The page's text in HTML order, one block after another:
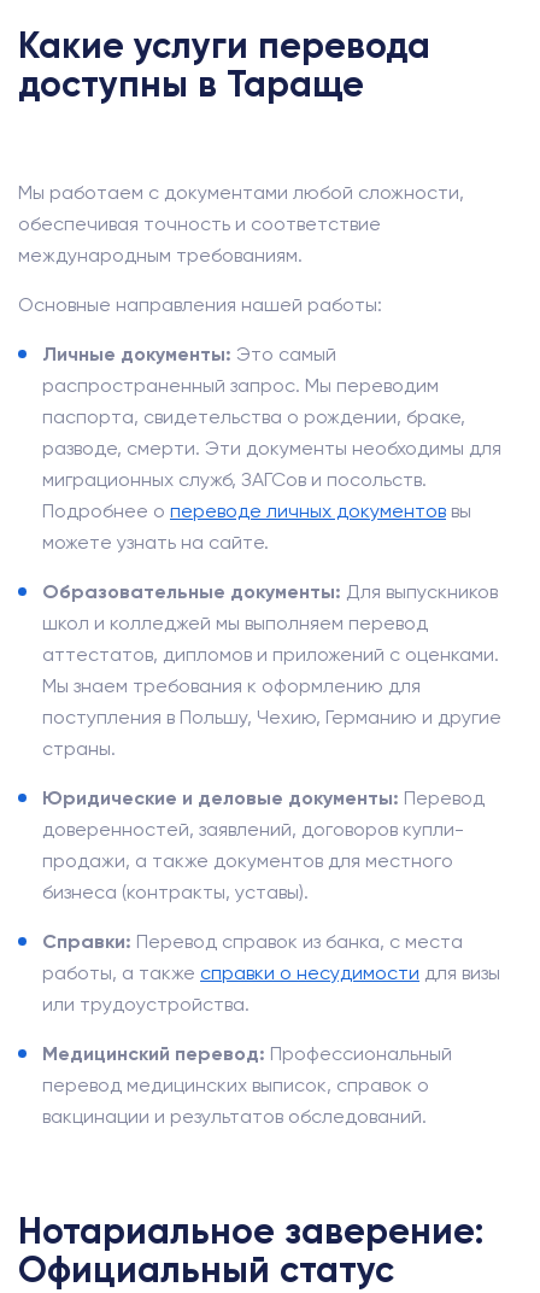
Какие услуги перевода
доступны в Тараще
Мы работаем с документами любой сложности,
обеспечивая точность и соответствие
международным требованиям.
Основные направления нашей работы:
Личные документы: Это самый
распространенный запрос. Мы переводим
паспорта, свидетельства о рождении, браке,
разводе, смерти. Эти документы необходимы для
миграционных служб, ЗАГСов и посольств.
Подробнее о переводе личных документов вы
можете узнать на сайте.
Образовательные документы: Для выпускников
школ и колледжей мы выполняем перевод
аттестатов, дипломов и приложений с оценками.
Мы знаем требования к оформлению для
поступления в Польшу, Чехию, Германию и другие
страны.
Юридические и деловые документы: Перевод
доверенностей, заявлений, договоров купли-
продажи, а также документов для местного
бизнеса (контракты, уставы).
Справки: Перевод справок из банка, с места
работы, а также справки о несудимости для визы
или трудоустройства.
Медицинский перевод: Профессиональный
перевод медицинских выписок, справок о
вакцинации и результатов обследований.
Нотариальное заверение:
Официальный статус